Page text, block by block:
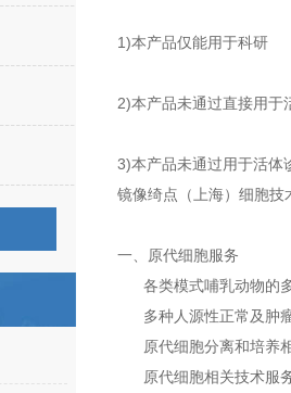
1)本产品仅能用于科研
2)本产品未通过直接用于
3)本产品未通过用于活体
镜像绮点（上海）细胞
一、原代细胞服务
各类模式哺乳动物的
多种人源性正常及肿
原代细胞分离和培养
原代细胞相关技术服